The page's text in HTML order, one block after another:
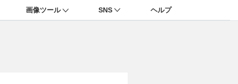
画像ツール SNS ヘルプ